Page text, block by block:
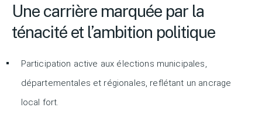
Une carrière marquée par la
ténacité et l’ambition politique
Participation active aux élections municipales,
départementales et régionales, reflétant un ancrage
local fort.